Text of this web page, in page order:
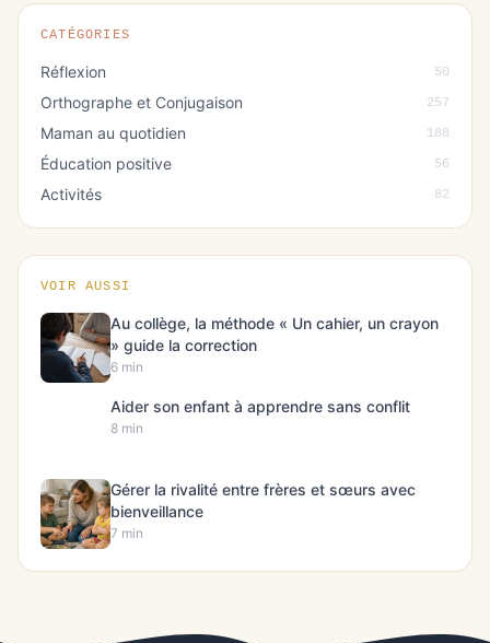
CATÉGORIES
Réflexion 50
Orthographe et Conjugaison 257
Maman au quotidien 188
Éducation positive 56
Activités 82
VOIR AUSSI
Au collège, la méthode « Un cahier, un crayon
» guide la correction
6 min
Aider son enfant à apprendre sans conflit
8 min
Gérer la rivalité entre frères et sœurs avec
bienveillance
7 min